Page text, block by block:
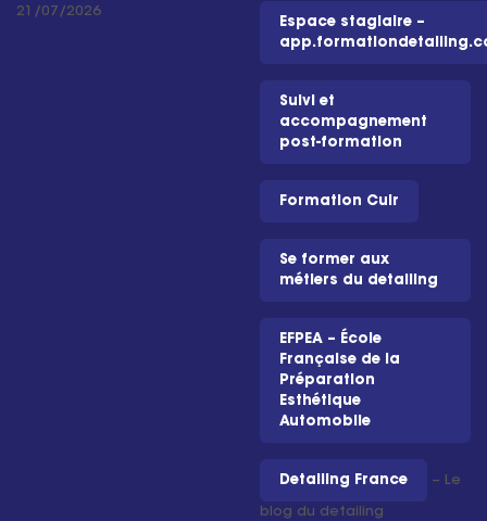
21/07/2026
Espace stagiaire –
Suivi et
accompagnement
post-formation
Formation Cuir
Se former aux
métiers du detailing
EFPEA – École
Française de la
Préparation
Esthétique
Automobile
Detailing France – Le
blog du detailing